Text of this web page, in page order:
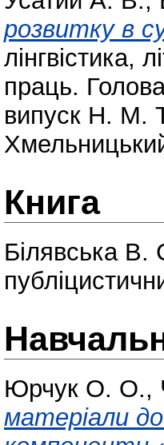
розвитку в
лінгвістика,
праць.
випуск Н. М.
Книга
Білявська В.
Юрчук О. О.,
матеріали до